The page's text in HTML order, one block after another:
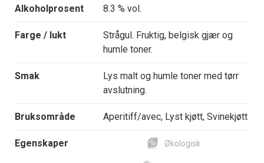
Alkoholprosent 8.3 % vol.
Farge / lukt
Strågul. Fruktig, belgisk gjær og
humle toner.
Smak
Lys malt og humle toner med tørr
avslutning.
Bruksområde Aperitiff/avec, Lyst kjøtt, Svinekjøtt
Egenskaper Økologisk